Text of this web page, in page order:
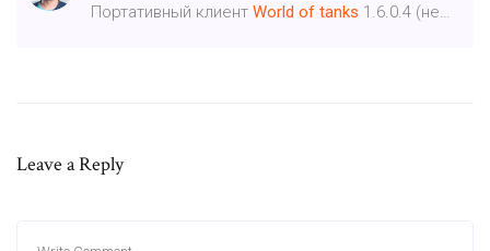
Портативный клиент World of tanks 1.6.0.4 (не…
Leave a Reply